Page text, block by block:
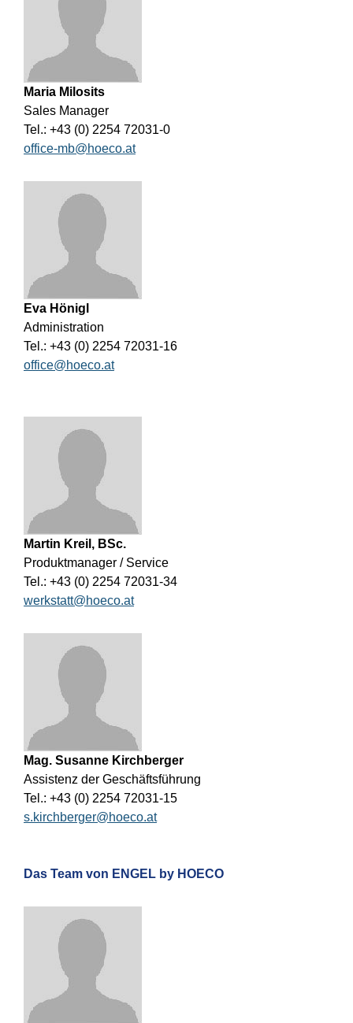
Maria Milosits
Sales Manager
Tel.: +43 (0) 2254 72031-0
office-mb@hoeco.at
Eva Hönigl
Administration
Tel.: +43 (0) 2254 72031-16
office@hoeco.at
Martin Kreil, BSc.
Produktmanager / Service
Tel.: +43 (0) 2254 72031-34
werkstatt@hoeco.at
Mag. Susanne Kirchberger
Assistenz der Geschäftsführung
Tel.: +43 (0) 2254 72031-15
s.kirchberger@hoeco.at
Das Team von ENGEL by HOECO